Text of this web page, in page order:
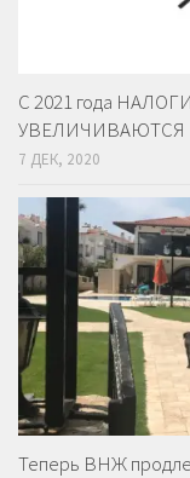
С 2021 года
УВЕЛИЧИВАЮТСЯ
7 ДЕК, 2020
Теперь ВНЖ